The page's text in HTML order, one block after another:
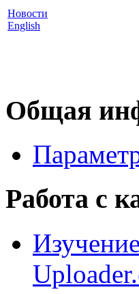
Новости
English
Общая
Работа с